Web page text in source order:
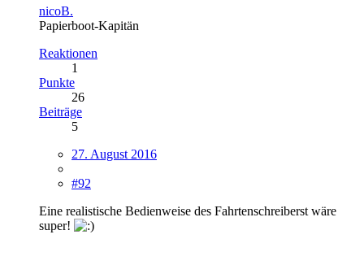
nicoB.
Papierboot-Kapitän
Reaktionen
1
Punkte
26
Beiträge
5
27. August 2016
#92
Eine realistische Bedienweise des Fahrtenschreiberst wäre
super!